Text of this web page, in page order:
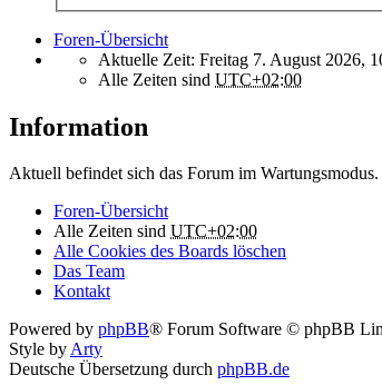
Foren-Übersicht
Aktuelle Zeit: Freitag 7. August 2026,
Alle Zeiten sind UTC+02:00
Information
Aktuell befindet sich das Forum im
Foren-Übersicht
Alle Zeiten sind UTC+02:00
Alle Cookies des Boards löschen
Das Team
Kontakt
Powered by phpBB® Forum Software © phpBB
Style byArty
Deutsche Übersetzung durch phpBB.de